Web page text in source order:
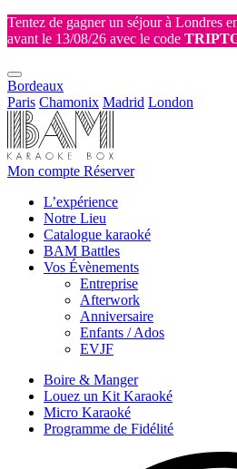
Tentez de gagner un séjour à Londres
avant le 13/08/26 avec le code
Bordeaux
Paris Chamonix Madrid London
Mon compte Réserver
L’expérience
Notre Lieu
Catalogue karaoké
BAM Battles
Vos Évènements
Entreprise
Afterwork
Anniversaire
Enfants / Ados
EVJF
Boire & Manger
Louez un Kit Karaoké
Micro Karaoké
Programme de Fidélité